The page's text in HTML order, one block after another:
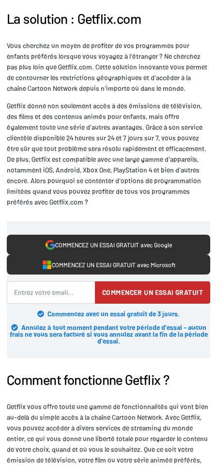
La solution : Getflix.com
Vous cherchez un moyen de profiter de vos programmes pour
enfants préférés lorsque vous voyagez à l'étranger ? Ne cherchez
pas plus loin que Getflix.com. Cette solution innovante vous permet
de contourner les restrictions géographiques et d'accéder à la
chaîne Cartoon Network depuis n'importe où dans le monde.
Getflix donne non seulement accès à des émissions de télévision,
des films et des contenus animés pour enfants, mais offre
également toute une série d'autres avantages. Grâce à son service
clientèle disponible 24 heures sur 24 et 7 jours sur 7, vous pouvez
être sûr que tout problème sera résolu rapidement et efficacement.
De plus, Getflix est compatible avec une large gamme d'appareils,
notamment iOS, Android, Xbox One, PlayStation 4 et bien d'autres
encore. Alors pourquoi se contenter d'options de programmation
limitées quand vous pouvez profiter de tous vos programmes
préférés avec Getflix.com ?
COMMENCEZ UN ESSAI GRATUIT avec Google
COMMENCEZ UN ESSAI GRATUIT avec Microsoft
COMMENCER UN ESSAI GRATUIT
Commencez avec un essai gratuit de 3 jours.
Annulez à tout moment pendant votre période d'essai - aucun
frais ne vous sera facturé si vous annulez avant la fin de la période
d'essai.
Comment fonctionne Getflix ?
Getflix vous offre toute une gamme de fonctionnalités qui vont bien
au-delà du simple accès à la chaîne Cartoon Network. Avec Getflix,
vous pouvez accéder à divers services de streaming du monde
entier, ce qui vous donne une liberté totale pour regarder le contenu
de votre choix, quand et où vous le souhaitez. Que ce soit votre
émission de télévision, votre film ou votre série animée préférés,